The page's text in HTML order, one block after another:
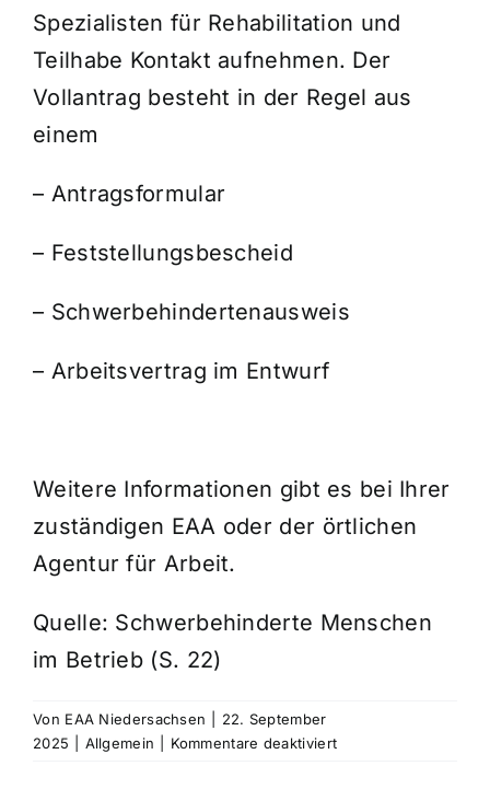
Spezialisten für Rehabilitation und
Teilhabe Kontakt aufnehmen. Der
Vollantrag besteht in der Regel aus
einem
– Antragsformular
– Feststellungsbescheid
– Schwerbehindertenausweis
– Arbeitsvertrag im Entwurf
Weitere Informationen gibt es bei Ihrer
zuständigen EAA oder der örtlichen
Agentur für Arbeit.
Quelle: Schwerbehinderte Menschen
im Betrieb (S. 22)
Von EAA Niedersachsen
22. September
2025
Allgemein Kommentare deaktiviertfür